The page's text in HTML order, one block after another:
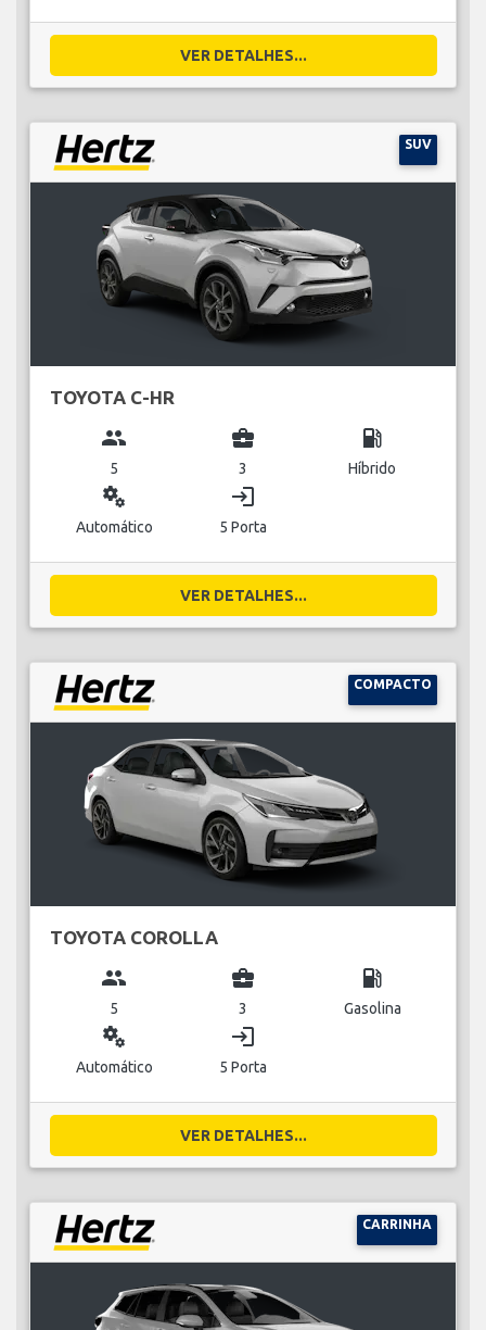
VER DETALHES...
SUV
TOYOTA C-HR
group
5
business_center
3
local_gas_station
Híbrido
miscellaneous_services
Automático
login
5 Porta
VER DETALHES...
COMPACTO
TOYOTA COROLLA
group
5
business_center
3
local_gas_station
Gasolina
miscellaneous_services
Automático
login
5 Porta
VER DETALHES...
CARRINHA